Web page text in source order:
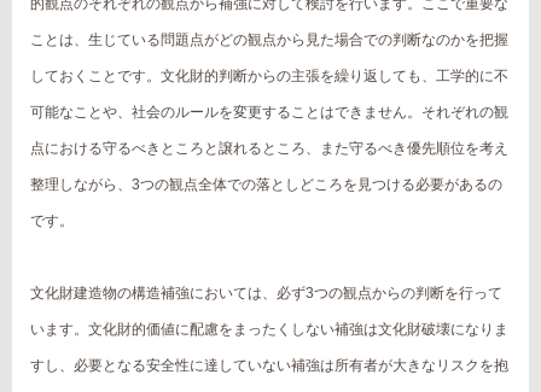
的観点のそれぞれの観点から補強に対して検討を行います。ここで重要な
ことは、生じている問題点がどの観点から見た場合での判断なのかを把握
しておくことです。文化財的判断からの主張を繰り返しても、工学的に不
可能なことや、社会のルールを変更することはできません。それぞれの観
点における守るべきところと譲れるところ、また守るべき優先順位を考え
整理しながら、3つの観点全体での落としどころを見つける必要があるの
です。
文化財建造物の構造補強においては、必ず3つの観点からの判断を行って
います。文化財的価値に配慮をまったくしない補強は文化財破壊になりま
すし、必要となる安全性に達していない補強は所有者が大きなリスクを抱